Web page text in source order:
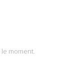
moment.